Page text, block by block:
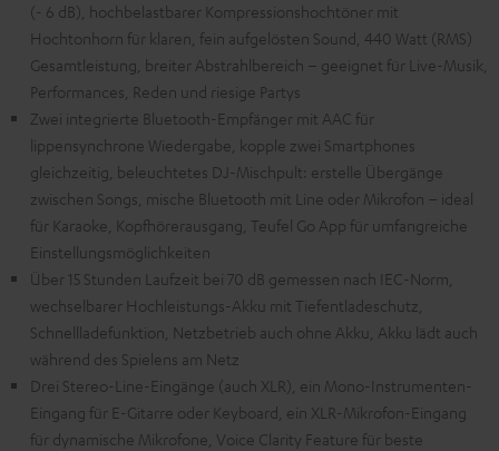
(- 6 dB), hochbelastbarer Kompressionshochtöner mit
Hochtonhorn für klaren, fein aufgelösten Sound, 440 Watt (RMS)
Gesamtleistung, breiter Abstrahlbereich – geeignet für Live-Musik,
Performances, Reden und riesige Partys
Zwei integrierte Bluetooth-Empfänger mit AAC für
lippensynchrone Wiedergabe, kopple zwei Smartphones
gleichzeitig, beleuchtetes DJ-Mischpult: erstelle Übergänge
zwischen Songs, mische Bluetooth mit Line oder Mikrofon – ideal
für Karaoke, Kopfhörerausgang, Teufel Go App für umfangreiche
Einstellungsmöglichkeiten
Über 15 Stunden Laufzeit bei 70 dB gemessen nach IEC-Norm,
wechselbarer Hochleistungs-Akku mit Tiefentladeschutz,
Schnellladefunktion, Netzbetrieb auch ohne Akku, Akku lädt auch
während des Spielens am Netz
Drei Stereo-Line-Eingänge (auch XLR), ein Mono-Instrumenten-
Eingang für E-Gitarre oder Keyboard, ein XLR-Mikrofon-Eingang
für dynamische Mikrofone, Voice Clarity Feature für beste